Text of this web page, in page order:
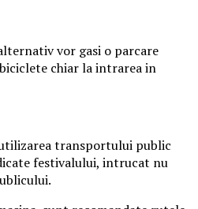
vor gasi o parcare
chiar la intrarea in
transportului public
festivalului, intrucat nu